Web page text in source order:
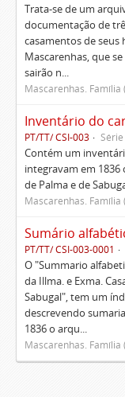
Trata-se de um
documentação de
casamentos de
Mascarenhas, que
sairão n...
Mascarenhas. Família
Inventário do
PT/TT/ CSI-003 Série
Contém um
integravam em 1836
de Palma e de
Mascarenhas. Família
PT/TT/ CSI-003-0001
O "Summario
da Illma. e Exma.
Sabugal", tem um
descrevendo
1836 o arqu...
Mascarenhas. Família